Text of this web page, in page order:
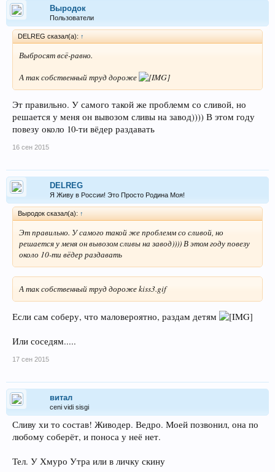
Выродок
Пользователи
DELREG сказал(а): ↑
Выбросят всё-равно.
А так собственный труд дороже
Эт правильно. У самого такой же проблемм со сливой, но
решается у меня он вывозом сливы на завод)))) В этом году
повезу около 10-ти вёдер раздавать
16 сен 2015
DELREG
Я Живу в России! Это Просто Родина Моя!
Выродок сказал(а): ↑
Эт правильно. У самого такой же проблемм со сливой, но
решается у меня он вывозом сливы на завод)))) В этом году повезу
около 10-ти вёдер раздавать
А так собственный труд дороже kiss3.gif
Если сам соберу, что маловероятно, раздам детям
Или соседям.....
17 сен 2015
витал
ceni vidi sisgi
Сливу хи то состав! Живодер. Ведро. Моей позвонил, она по
любому соберёт, и поноса у неё нет.
Тел. У Хмуро Утра или в личку скину